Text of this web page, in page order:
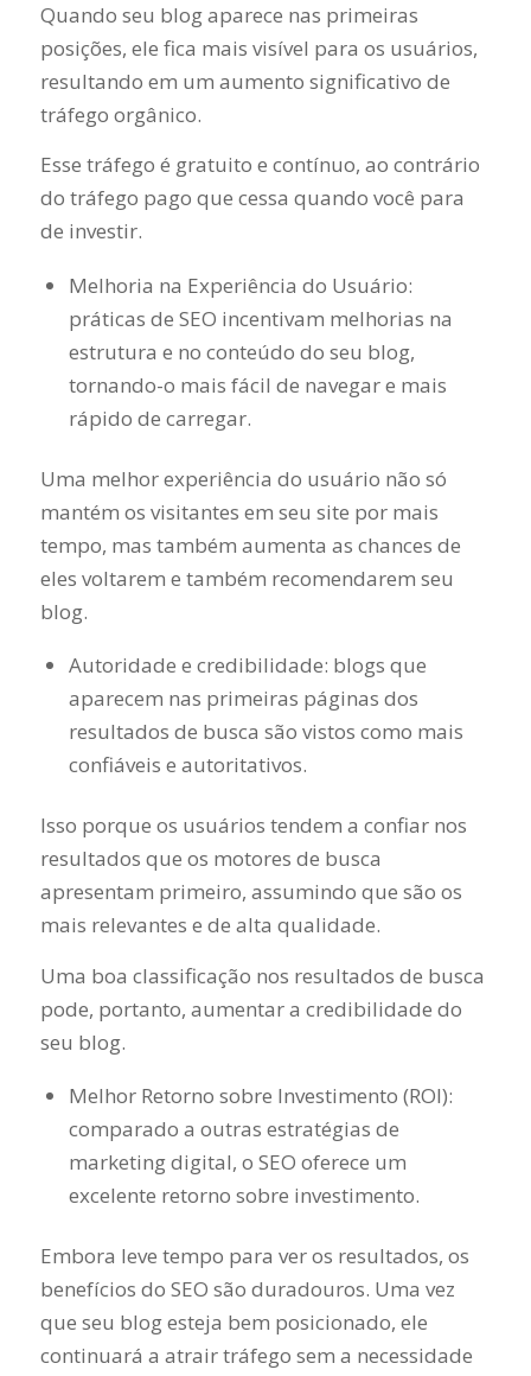
Quando seu blog aparece nas primeiras
posições, ele fica mais visível para os usuários,
resultando em um aumento significativo de
tráfego orgânico.
Esse tráfego é gratuito e contínuo, ao contrário
do tráfego pago que cessa quando você para
de investir.
Melhoria na Experiência do Usuário:
práticas de SEO incentivam melhorias na
estrutura e no conteúdo do seu blog,
tornando-o mais fácil de navegar e mais
rápido de carregar.
Uma melhor experiência do usuário não só
mantém os visitantes em seu site por mais
tempo, mas também aumenta as chances de
eles voltarem e também recomendarem seu
blog.
Autoridade e credibilidade: blogs que
aparecem nas primeiras páginas dos
resultados de busca são vistos como mais
confiáveis e autoritativos.
Isso porque os usuários tendem a confiar nos
resultados que os motores de busca
apresentam primeiro, assumindo que são os
mais relevantes e de alta qualidade.
Uma boa classificação nos resultados de busca
pode, portanto, aumentar a credibilidade do
seu blog.
Melhor Retorno sobre Investimento (ROI):
comparado a outras estratégias de
marketing digital, o SEO oferece um
excelente retorno sobre investimento.
Embora leve tempo para ver os resultados, os
benefícios do SEO são duradouros. Uma vez
que seu blog esteja bem posicionado, ele
continuará a atrair tráfego sem a necessidade